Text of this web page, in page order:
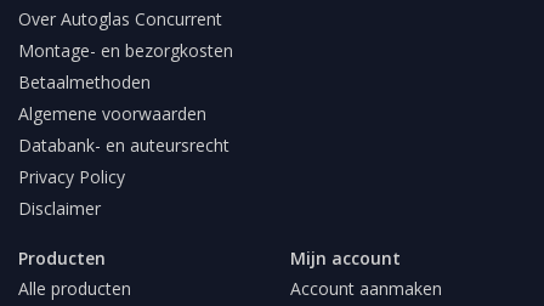
Over Autoglas Concurrent
Montage- en bezorgkosten
Betaalmethoden
Algemene voorwaarden
Databank- en auteursrecht
Privacy Policy
Disclaimer
Producten
Alle producten
Mijn account
Account aanmaken